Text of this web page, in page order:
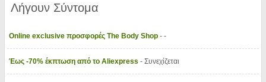
Λήγουν Σύντομα
Online exclusive προσφορές The Body Shop - -
Έως -70% έκπτωση από το Aliexpress - Συνεχίζεται